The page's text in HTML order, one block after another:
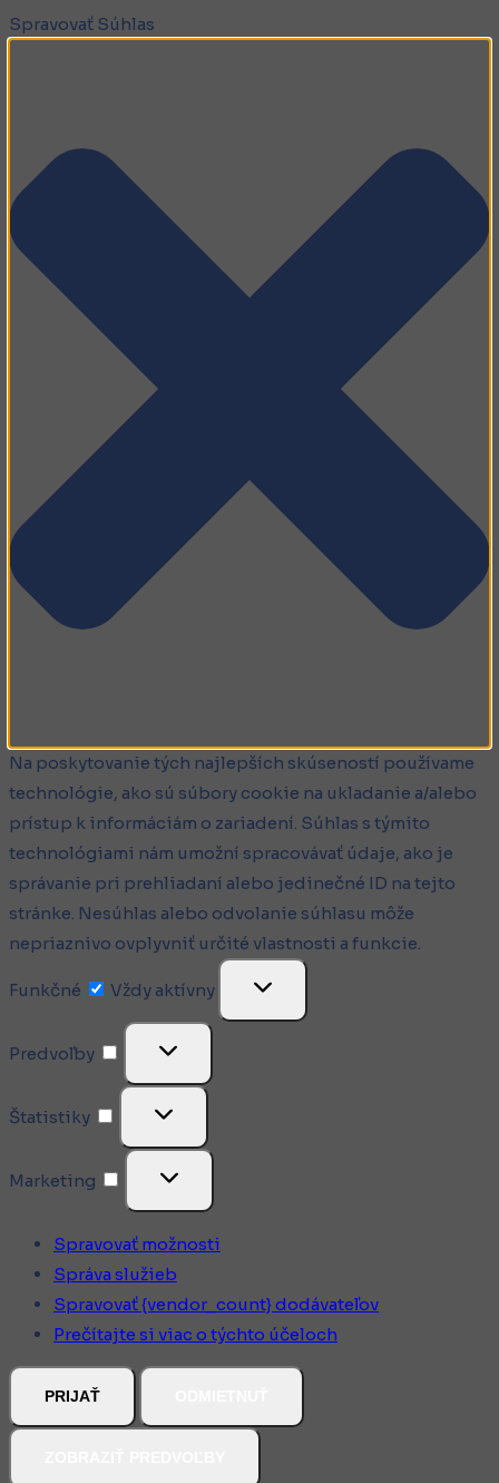
Spravovať Súhlas
Na poskytovanie tých najlepších skúseností používame
technológie, ako sú súbory cookie na ukladanie a/alebo
prístup k informáciám o zariadení. Súhlas s týmito
technológiami nám umožní spracovávať údaje, ako je
správanie pri prehliadaní alebo jedinečné ID na tejto
stránke. Nesúhlas alebo odvolanie súhlasu môže
nepriaznivo ovplyvniť určité vlastnosti a funkcie.
Funkčné
Vždy aktívny
Predvoľby
Predvoľby
Štatistiky
Štatistiky
Marketing
Marketing
Spravovať možnosti
Správa služieb
Spravovať {vendor_count} dodávateľov
Prečítajte si viac o týchto účeloch
PRIJAŤ